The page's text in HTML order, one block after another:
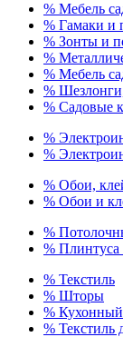
% Мебель
% Гамаки и
% Зонты и
%
% Мебель
%
% Садовые
%
%
% Обои,
% Обои и
%
%
% Текстиль
% Шторы
% Кухонный
% Текстиль